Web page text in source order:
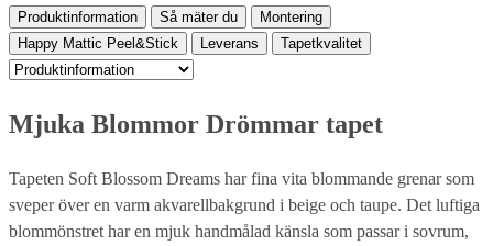
Produktinformation Så mäter du
Montering
Happy Mattic Peel&Stick
Leverans Tapetkvalitet
Mjuka Blommor Drömmar tapet
Tapeten Soft Blossom Dreams har fina vita blommande grenar som
sveper över en varm akvarellbakgrund i beige och taupe. Det luftiga
blommönstret har en mjuk handmålad känsla som passar i sovrum,